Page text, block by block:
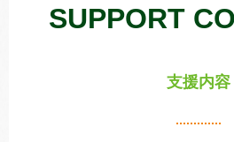
SUPPORT
支援内容